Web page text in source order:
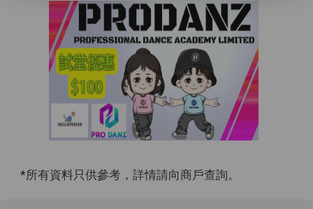
*所有資料只供參考，詳情請向商戶查詢。